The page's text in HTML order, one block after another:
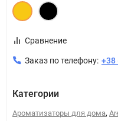
Сравнение
Заказ по телефону: +38
Категории
Ароматизаторы для дома,